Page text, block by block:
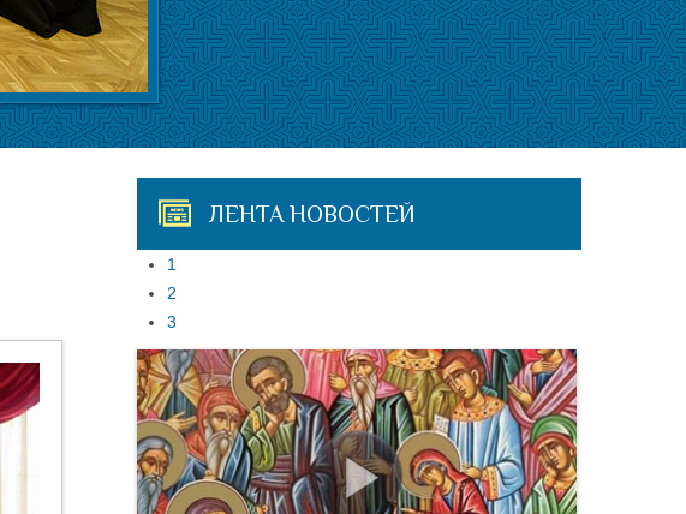
ЛЕНТА НОВОСТЕЙ
1
2
3